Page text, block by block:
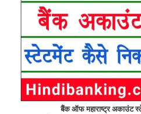
बैंक ऑफ महाराष्ट्र अकाउंट